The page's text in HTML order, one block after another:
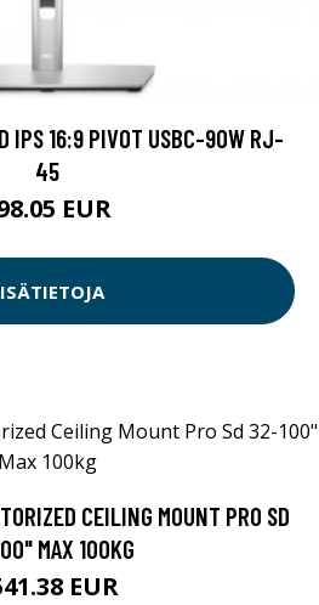
IPS 16:9 PIVOT USBC-90W RJ-
45
EUR
CEILING MOUNT PRO SD
MAX 100KG
EUR